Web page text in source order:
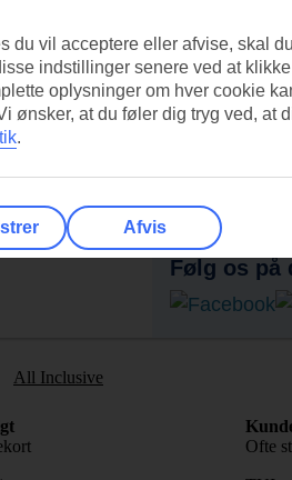
Få tilbud,
Følg os på
All Inclusive
Ofte
du vil acceptere eller afvise, skal du
indstillinger senere ved at
oplysninger om hver cookie
ønsker, at du føler dig tryg ved, at
.
Afvis